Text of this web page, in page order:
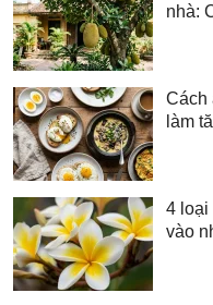
nhà:
Cách
làm
4 loại
vào